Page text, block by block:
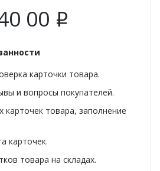
00 i
карточки товара.
и вопросы покупателей.
карточек товара, заполнение
карточек.
товара на складах.